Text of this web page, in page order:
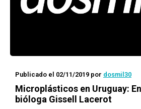
Publicado el 02/11/2019 por dosmil30
Microplásticos en Uruguay:
bióloga Gissell Lacerot